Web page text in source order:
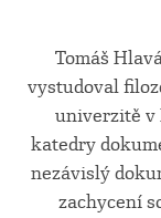
Tomáš
vystudoval
univerzitě v
katedry
nezávislý
zachycení